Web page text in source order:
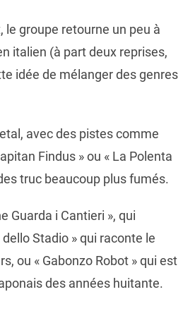
le groupe retourne un peu à
italien (à part deux reprises,
idée de mélanger des genres
avec des pistes comme
Findus » ou « La Polenta
truc beaucoup plus fumés.
Guarda i Cantieri », qui
Stadio » qui raconte le
ou « Gabonzo Robot » qui est
des années huitante.